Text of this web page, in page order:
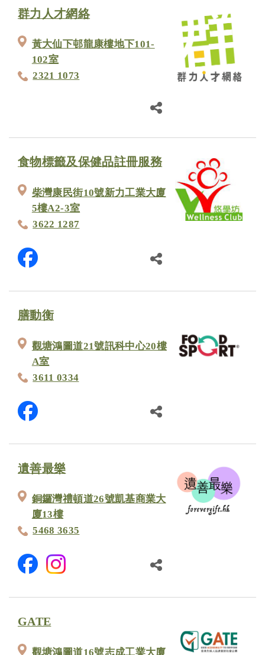
群力人才網絡
黃大仙下邨龍康樓地下101-
102室
2321 1073
食物標籤及保健品註冊服務
柴灣康民街10號新力工業大廈
5樓A2-3室
3622 1287
膳動衡
觀塘鴻圖道21號訊科中心20樓
A室
3611 0334
遺善最樂
銅鑼灣禮頓道26號凱基商業大
廈13樓
5468 3635
GATE
觀塘鴻圖道16號志成工業大廈